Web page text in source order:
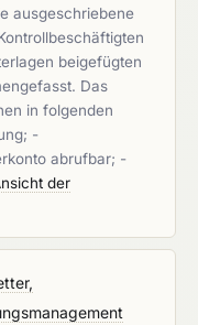
ausgeschriebene
beigefügten
Das
in folgenden
-
abrufbar; -
der